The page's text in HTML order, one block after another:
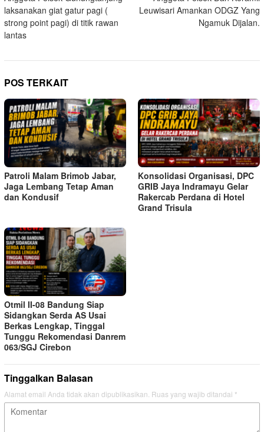
laksanakan giat gatur pagi (
strong point pagi) di titik rawan
lantas
Leuwisari Amankan ODGZ Yang
Ngamuk Dijalan.
POS TERKAIT
Patroli Malam Brimob Jabar,
Jaga Lembang Tetap Aman
dan Kondusif
Konsolidasi Organisasi, DPC
GRIB Jaya Indramayu Gelar
Rakercab Perdana di Hotel
Grand Trisula
Otmil II-08 Bandung Siap
Sidangkan Serda AS Usai
Berkas Lengkap, Tinggal
Tunggu Rekomendasi Danrem
063/SGJ Cirebon
Tinggalkan Balasan
Alamat email Anda tidak akan dipublikasikan. Ruas yang wajib ditandai *